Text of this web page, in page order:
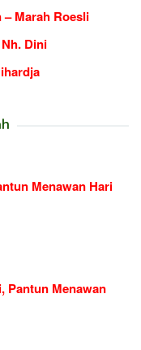
Marah Roesli
Dini
Menawan Hari
Pantun Menawan